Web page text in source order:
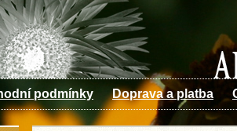
podmínky Doprava a platba